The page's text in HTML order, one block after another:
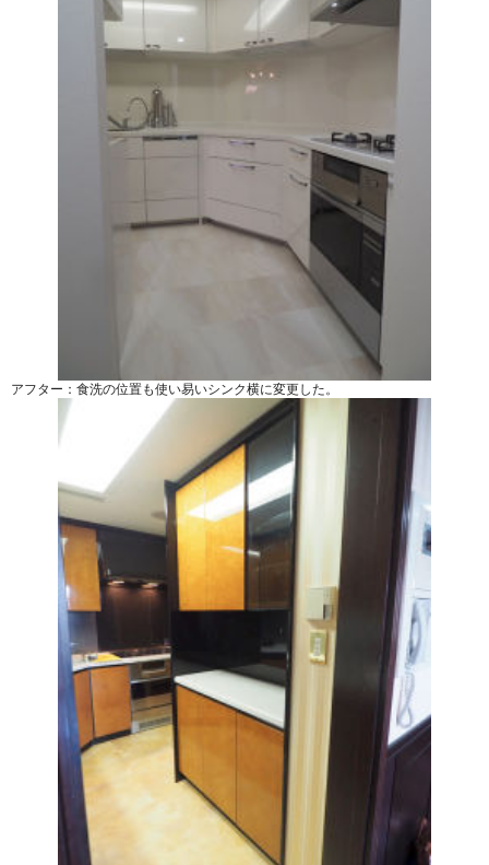
アフター：食洗の位置も使い易いシンク横に変更した。